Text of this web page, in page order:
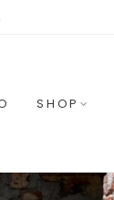
SHOP